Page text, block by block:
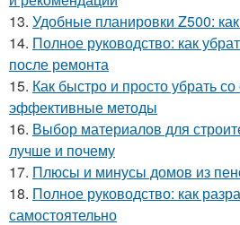
13. Удобные планировки Z500:
14. Полное руководство: как
после ремонта
15. Как быстро и просто убрать со
эффективные методы
16. Выбор материалов для
лучше и почему
17. Плюсы и минусы домов из
18. Полное руководство: как
самостоятельно